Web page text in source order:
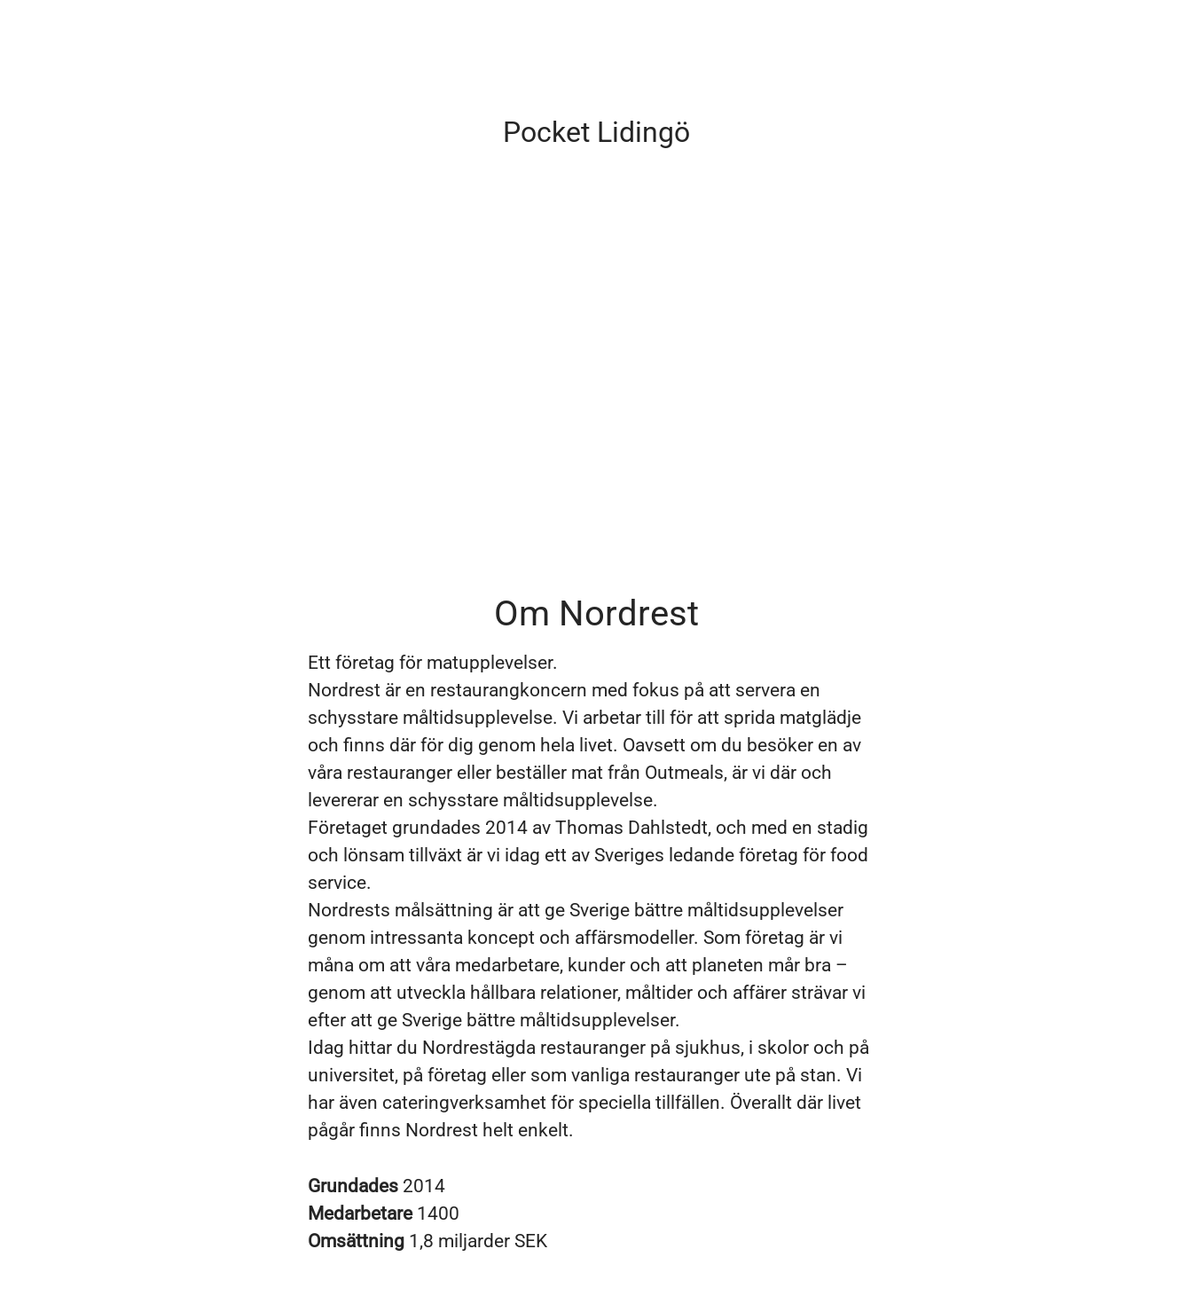
Pocket Lidingö
Om Nordrest
Ett företag för matupplevelser.
Nordrest är en restaurangkoncern med fokus på att servera en
schysstare måltidsupplevelse. Vi arbetar till för att sprida matglädje
och finns där för dig genom hela livet. Oavsett om du besöker en av
våra restauranger eller beställer mat från Outmeals, är vi där och
levererar en schysstare måltidsupplevelse.
Företaget grundades 2014 av Thomas Dahlstedt, och med en stadig
och lönsam tillväxt är vi idag ett av Sveriges ledande företag för food
service.
Nordrests målsättning är att ge Sverige bättre måltidsupplevelser
genom intressanta koncept och affärsmodeller. Som företag är vi
måna om att våra medarbetare, kunder och att planeten mår bra –
genom att utveckla hållbara relationer, måltider och affärer strävar vi
efter att ge Sverige bättre måltidsupplevelser.
Idag hittar du Nordrestägda restauranger på sjukhus, i skolor och på
universitet, på företag eller som vanliga restauranger ute på stan. Vi
har även cateringverksamhet för speciella tillfällen. Överallt där livet
pågår finns Nordrest helt enkelt.
Grundades 2014
Medarbetare 1400
Omsättning 1,8 miljarder SEK